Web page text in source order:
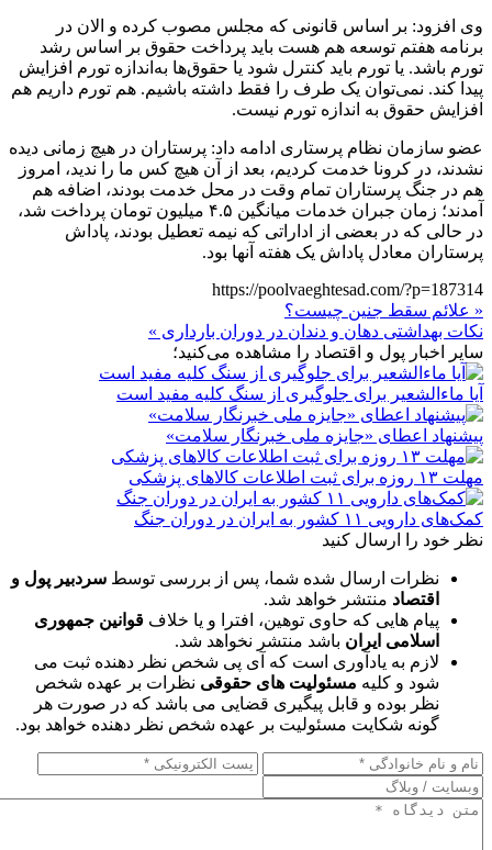
وی افزود: بر اساس قانونی که مجلس مصوب کرده و الان در
برنامه هفتم توسعه هم هست باید پرداخت حقوق بر اساس رشد
تورم باشد. یا تورم باید کنترل شود یا حقوق‌ها به‌اندازه تورم افزایش
پیدا کند. نمی‌توان یک طرف را فقط داشته باشیم. هم تورم داریم هم
افزایش حقوق به‌ اندازه تورم نیست.
عضو سازمان نظام پرستاری ادامه داد: پرستاران در هیچ زمانی دیده
نشدند، در کرونا خدمت کردیم، بعد از آن هیچ کس ما را ندید، امروز
هم در جنگ پرستاران تمام وقت در محل خدمت بودند، اضافه هم
آمدند؛ زمان جبران خدمات میانگین ۴.۵ میلیون تومان پرداخت شد،
در حالی که در بعضی از اداراتی که نیمه تعطیل بودند، پاداش
پرستاران معادل پاداش یک هفته آنها بود.
https://poolvaeghtesad.com/?p=187314
« علائم سقط جنین چیست؟
نکات بهداشتی دهان و دندان در دوران بارداری »
سایر اخبار پول و اقتصاد را مشاهده می‌کنید؛
آیا ماءالشعیر برای جلوگیری از سنگ کلیه مفید است
پیشنهاد اعطای «جایزه ملی خبرنگار سلامت»
مهلت ۱۳ روزه برای ثبت اطلاعات کالاهای پزشکی
کمک‌های دارویی ۱۱ کشور به ایران در دوران جنگ
نظر خود را ارسال کنید
نظرات ارسال شده شما، پس از بررسی توسط سردبیر پول و
اقتصاد منتشر خواهد شد.
پیام هایی که حاوی توهین، افترا و یا خلاف قوانین جمهوری
اسلامی ایران باشد منتشر نخواهد شد.
لازم به یادآوری است که آی پی شخص نظر دهنده ثبت می
شود و کلیه مسئولیت های حقوقی نظرات بر عهده شخص
نظر بوده و قابل پیگیری قضایی می باشد که در صورت هر
گونه شکایت مسئولیت بر عهده شخص نظر دهنده خواهد بود.